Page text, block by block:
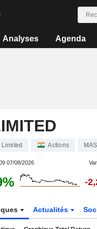
Analyses Agenda
Actions
07/08/2026
-
Actualités